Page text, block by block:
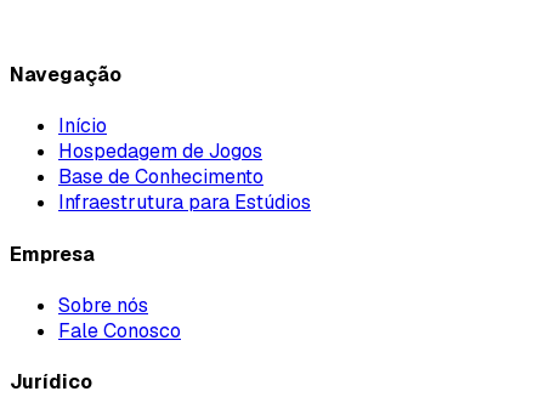
Navegação
Início
Hospedagem de Jogos
Base de Conhecimento
Infraestrutura para Estúdios
Empresa
Sobre nós
Fale Conosco
Jurídico